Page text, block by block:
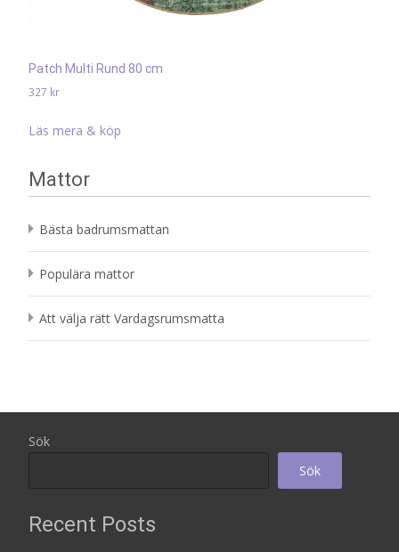
Patch Multi Rund 80 cm
327 kr
Läs mera & köp
Mattor
Bästa badrumsmattan
Populära mattor
Att välja rätt Vardagsrumsmatta
Sök
Sök
Recent Posts